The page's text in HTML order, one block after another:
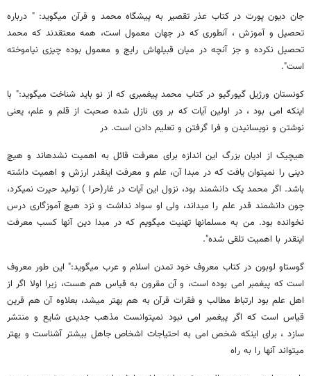
جان دیون پورت در کتاب عذر تقصیر به پیشگاه محمد و قرآن می‏گوید: " درباره
تحصیل و آموزش ، آنطوری که در جهان معمول است، همه معتقدند که محمد
تحصیل نکرده و جز آنچه در میان قبیله‏اش رایج و معمول‏ بوده چیزی نیاموخته
است".
کونستان ورژیل گیورگیو در کتاب محمد پیغمبری که از نو باید شناخت می‏گوید:" با
اینکه امی بود ، در اولین آیات که بر وی نازل شده صحبت از قلم‏ و علم، یعنی
نوشتن و نویسانیدن و فرا گرفتن و تعلیم دادن است. در
هیچیک از ادیان بزرگ این اندازه برای معرفت قائل به اهمیت نشده‏اند و هیچ
دینی را نمی‏توان یافت که در مبدا آن، علم و معرفت اینقدر ارزش و اهمیت داشته
باشد. اگر محمد یک دانشمند بود، نزول این آیات در غار(حرا ) تولید حیرت نمی‏کرد،
چون دانشمند قدر علم را می‏داند، ولی او سواد نداشت و نزد هیچ آموزگاری درس
نخوانده بود. من به مسلمانها تهنیت‏ می‏گویم که در مبدا دین آنها کسب معرفت
اینقدر با اهمیت تلقی شده".
گوستاو لوبون در کتاب معروف خود تمدن اسلام و عرب می‏گوید:" این طور معروف
است که پیغمبر امی بوده است، و آن مقرون به قیاس‏ هم هست، زیرا اولا اگر از
اهل علم بود ارتباط مطالب و فقرات قرآن به هم بهتر می‏شد، بعلاوه آن هم قرین
قیاس است که اگر پیغمبر امی نبود نمی‏توانست مذهب جدیدی شایع و منتشر
سازد ، برای اینکه شخص امی به‏ احتیاجات اشخاص جاهل بیشتر آشناست و بهتر
می‏تواند آنها را به راه‏